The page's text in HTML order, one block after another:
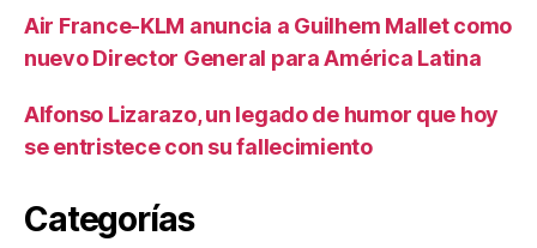
Air France-KLM anuncia a Guilhem Mallet como
nuevo Director General para América Latina
Alfonso Lizarazo, un legado de humor que hoy
se entristece con su fallecimiento
Categorías